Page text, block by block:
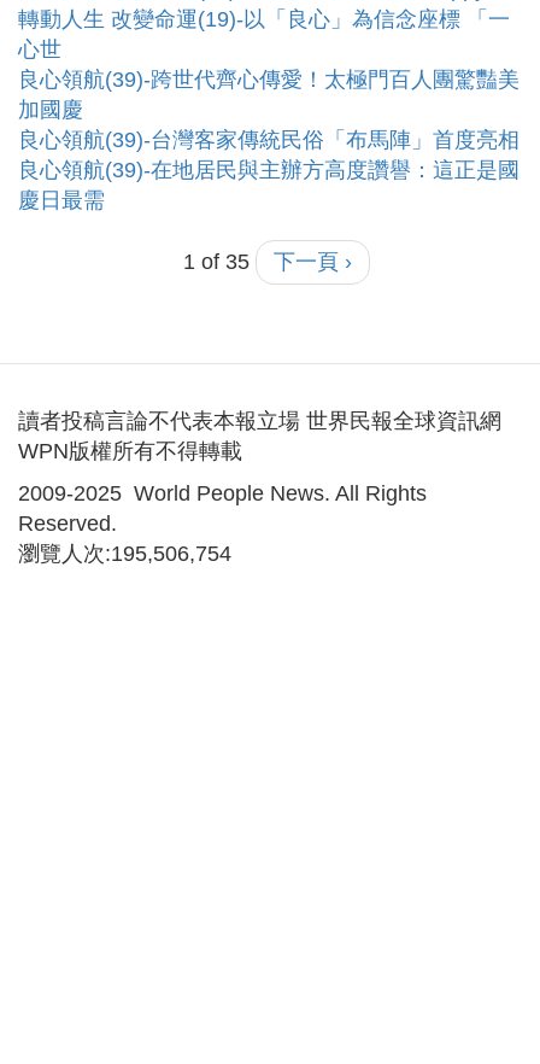
轉動人生 改變命運(19)-以「良心」為信念座標 「一
心世
良心領航(39)-跨世代齊心傳愛！太極門百人團驚豔美
加國慶
良心領航(39)-台灣客家傳統民俗「布馬陣」首度亮相
良心領航(39)-在地居民與主辦方高度讚譽：這正是國
慶日最需
1 of 35 下一頁 ›
讀者投稿言論不代表本報立場 世界民報全球資訊網
WPN版權所有不得轉載
2009-2025 World People News. All Rights
Reserved.
瀏覽人次:195,506,754